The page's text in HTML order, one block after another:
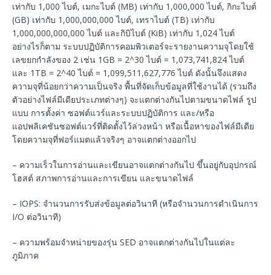
เท่ากับ 1,000 ไบต์, เมกะไบต์ (MB) เท่ากับ 1,000,000 ไบต์, กิกะไบต์
(GB) เท่ากับ 1,000,000,000 ไบต์, เทราไบต์ (TB) เท่ากับ
1,000,000,000,000 ไบต์ และกิบิไบต์ (KiB) เท่ากับ 1,024 ไบต์
อย่างไรก็ตาม ระบบปฏิบัติการคอมพิวเตอร์จะรายงานความจุโดยใช้
เลขยกกำลังของ 2 เช่น 1GB = 2^30 ไบต์ = 1,073,741,824 ไบต์
และ 1TB = 2^40 ไบต์ = 1,099,511,627,776 ไบต์ ดังนั้นจึงแสดง
ความจุที่น้อยกว่าความเป็นจริง พื้นที่จัดเก็บข้อมูลที่ใช้งานได้ (รวมถึง
ตัวอย่างไฟล์มีเดียประเภทต่างๆ) จะแตกต่างกันไปตามขนาดไฟล์ รูป
แบบ การตั้งค่า ซอฟต์แวร์และระบบปฏิบัติการ และ/หรือ
แอปพลิเคชันซอฟต์แวร์ที่ติดตั้งไว้ล่วงหน้า หรือเนื้อหาของไฟล์มีเดีย
โดยความจุที่ฟอร์แมตแล้วจริงๆ อาจแตกต่างออกไป
– ความเร็วในการอ่านและเขียนอาจแตกต่างกันไป ขึ้นอยู่กับอุปกรณ์
โฮสต์ สภาพการอ่านและการเขียน และขนาดไฟล์
– IOPS: จำนวนการรับส่งข้อมูลต่อวินาที (หรือจำนวนการดำเนินการ
I/O ต่อวินาที)
– ความพร้อมจำหน่ายของรุ่น SED อาจแตกต่างกันไปในแต่ละ
ภูมิภาค